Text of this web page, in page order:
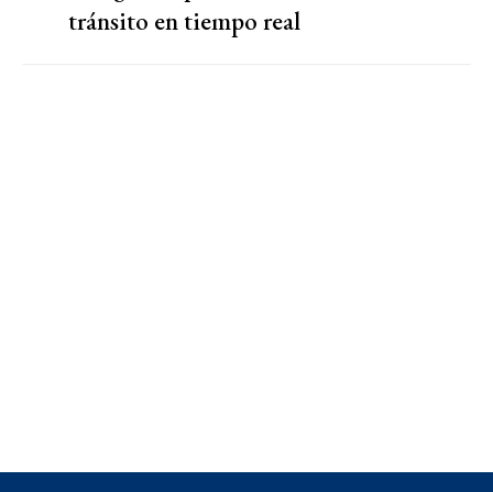
tránsito en tiempo real